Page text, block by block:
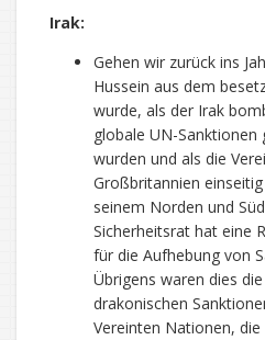
Irak:
Gehen wir zurück ins
Hussein aus dem
wurde, als der Irak
globale UN-Sanktionen
wurden und als die
Großbritannien
seinem Norden und
Sicherheitsrat hat eine
für die Aufhebung von
Übrigens waren dies
drakonischen
Vereinten Nationen,